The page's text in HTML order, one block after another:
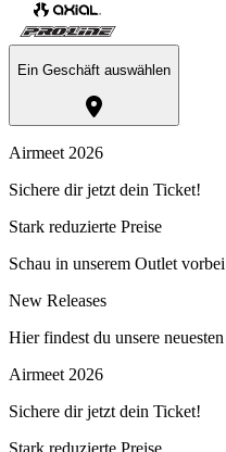
Ein Geschäft auswählen
Airmeet 2026
Sichere dir jetzt dein Ticket!
Stark reduzierte Preise
Schau in unserem Outlet
New Releases
Hier findest du unsere
Airmeet 2026
Sichere dir jetzt dein Ticket!
Stark reduzierte Preise